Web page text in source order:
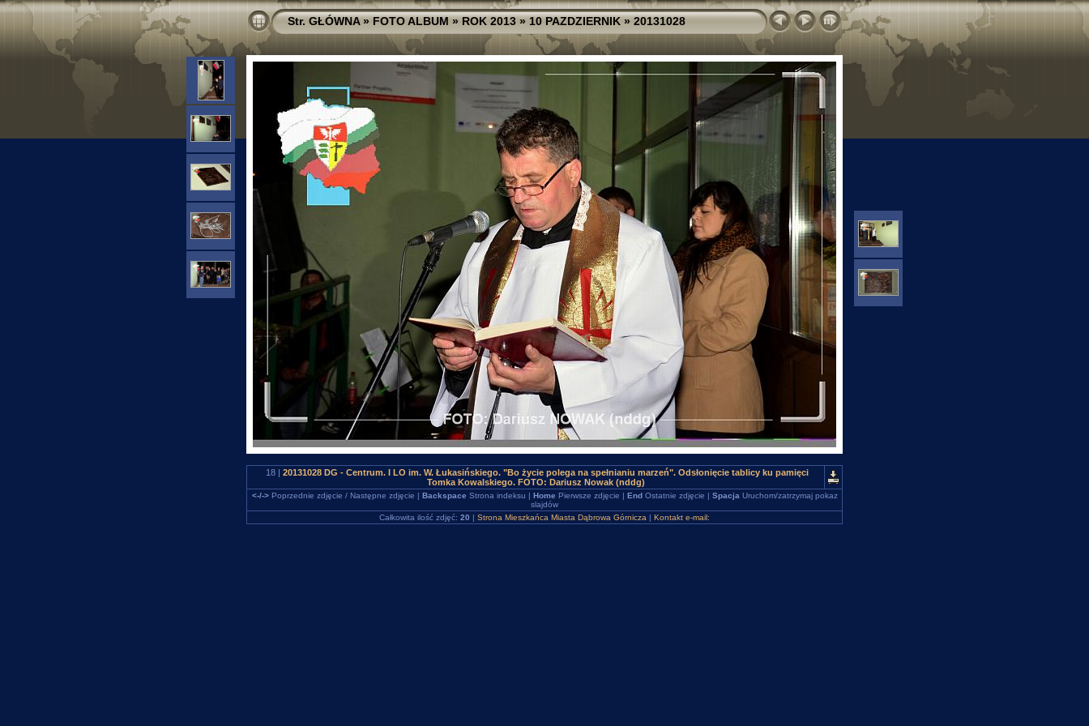
Str. GŁÓWNA»FOTO ALBUM»ROK 2013»10 PAZDZIERNIK»20131028
18 | 20131028 DG - Centrum. I LO im. W. Łukasińskiego. "Bo życie polega na spełnianiu marzeń". Odsłonięcie tablicy ku pamięci
Tomka Kowalskiego. FOTO: Dariusz Nowak (nddg)
<-/->Poprzednie zdjęcie / Następne zdjęcie | Backspace Strona indeksu | Home Pierwsze zdjęcie | EndOstatnie zdjęcie | Spacja Uruchom/zatrzymaj pokaz
slajdów
Całkowita ilość zdjęć: 20 | Strona Mieszkańca Miasta Dąbrowa Górnicza | Kontakt e-mail: